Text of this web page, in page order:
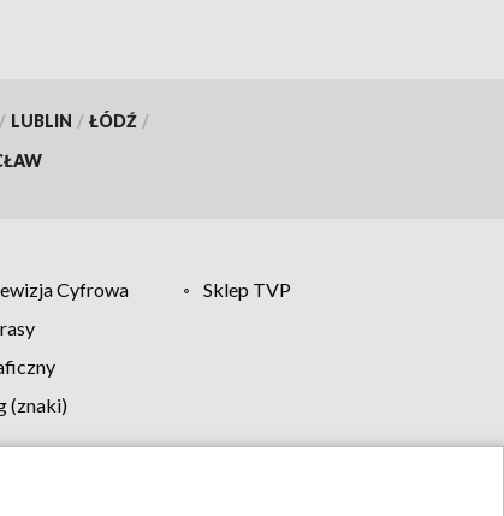
/ LUBLIN / ŁÓDŹ /
Cyfrowa
Sklep TVP
(znaki)